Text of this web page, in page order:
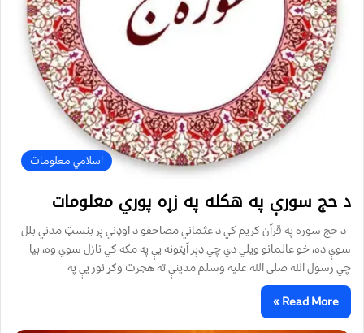
اسلامي معلومات
د حج سورې په هکله په زړه پوري معلومات
د حج سوره په قرآن کريم کي د عثماني مصاحفو د اوډني پر بنسټ مدني بلل
سوې ده، خو عالمانو ويلي دي چي ډېر آيتونه يې په مکه کي نازل سوي وه، بيا
چي رسول الله صلی الله عليه وسلم مدينې ته هجرت وکړ نور يې په
Read More »